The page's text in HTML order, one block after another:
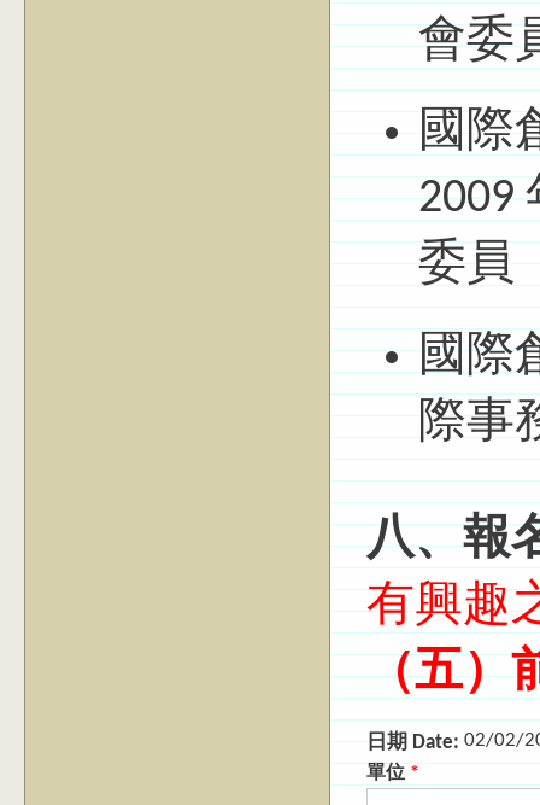
會委
國際
2009
委員
國際
際事
八、報
有興趣
（五）
日期 Date:02/02/
單位 *